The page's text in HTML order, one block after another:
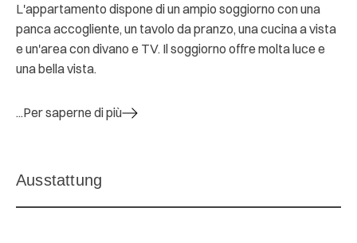
L'appartamento dispone di un ampio soggiorno con una
panca accogliente, un tavolo da pranzo, una cucina a vista
e un'area con divano e TV. Il soggiorno offre molta luce e
una bella vista.
...Per saperne di più